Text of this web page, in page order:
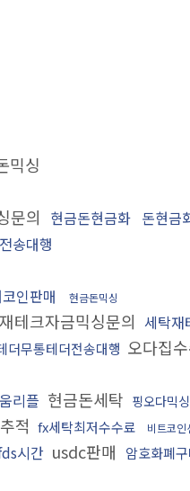
믹싱
문의 현금돈현금화 돈현금
송대행
인판매 현금돈믹싱
재테크자금믹싱문의 세탁재
더무통테더전송대행 오다집
리플 현금돈세탁 핑오다믹싱
적 fx세탁최저수수료
비트코인
시간 usdc판매 암호화폐